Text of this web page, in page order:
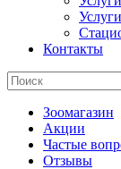
Контакты
Зоомагазин
Акции
Частые
Отзывы